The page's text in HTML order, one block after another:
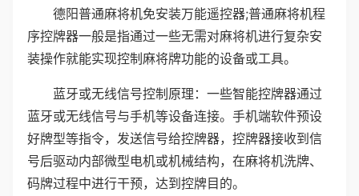
德阳普通麻将机免安装万能遥控器;普通麻将机程
序控牌器一般是指通过一些无需对麻将机进行复杂安
装操作就能实现控制麻将牌功能的设备或工具。
蓝牙或无线信号控制原理：一些智能控牌器通过
蓝牙或无线信号与手机等设备连接。手机端软件预设
好牌型等指令，发送信号给控牌器，控牌器接收到信
号后驱动内部微型电机或机械结构，在麻将机洗牌、
码牌过程中进行干预，达到控牌目的。